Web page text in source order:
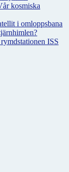
kosmiska
i omloppsbana
ISS